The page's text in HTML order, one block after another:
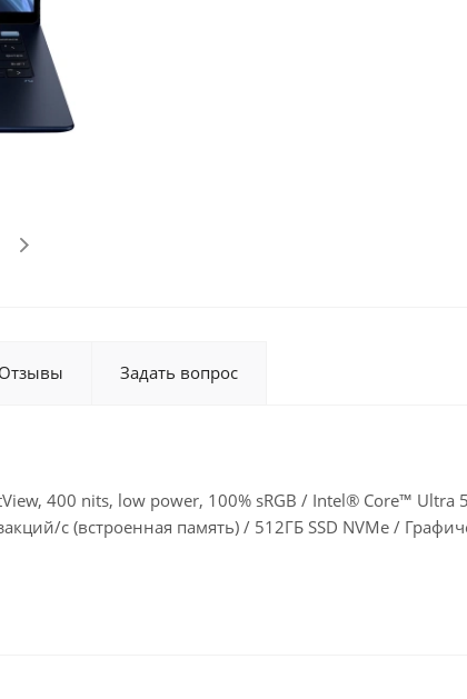
Отзывы Задать вопрос
400 nits, low power, 100% sRGB / Intel® Core™ Ultra
с (встроенная память) / 512ГБ SSD NVMe /